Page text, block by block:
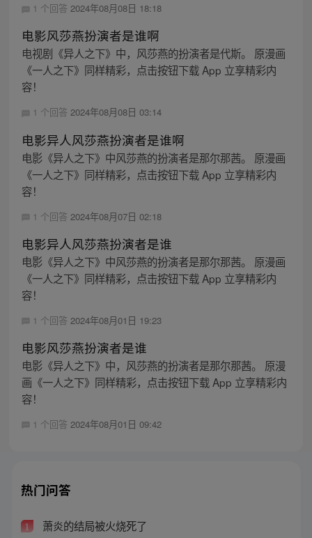
1 个回答 2024年08月08日 18:18
电影风莎燕扮演者是谁啊
电视剧《异人之下》中，风莎燕的扮演者是代斯。 原漫画
《一人之下》同样精彩，点击按钮下载 App 立享精彩内
容！
1 个回答 2024年08月08日 03:14
电影异人风莎燕扮演者是谁啊
电影《异人之下》中风莎燕的扮演者是那尔那茜。 原漫画
《一人之下》同样精彩，点击按钮下载 App 立享精彩内
容！
1 个回答 2024年08月07日 02:18
电影异人风莎燕扮演者是谁
电影《异人之下》中风莎燕的扮演者是那尔那茜。 原漫画
《一人之下》同样精彩，点击按钮下载 App 立享精彩内
容！
1 个回答 2024年08月01日 19:23
电影风莎燕扮演者是谁
电影《异人之下》中，风莎燕的扮演者是那尔那茜。 原漫
画《一人之下》同样精彩，点击按钮下载 App 立享精彩内
容！
1 个回答 2024年08月01日 09:42
热门问答
1 萧炎的结局被火烧死了